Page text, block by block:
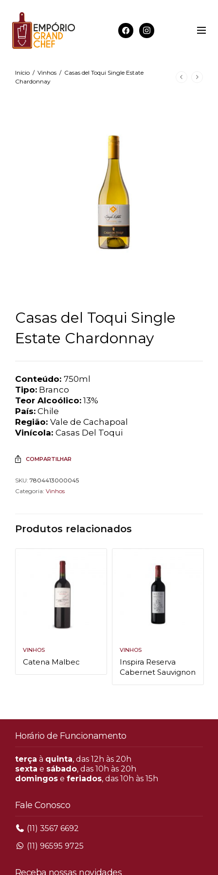
Início / Vinhos / Casas del Toqui Single Estate
Chardonnay
Casas del Toqui Single
Estate Chardonnay
Conteúdo: 750ml
Tipo:Branco
Teor Alcoólico:13%
País:Chile
Região: Vale de Cachapoal
Vinícola: Casas Del Toqui
COMPARTILHAR
SKU: 7804413000045
Categoria: Vinhos
Produtos relacionados
VINHOS
Catena Malbec
VINHOS
Inspira Reserva
Cabernet Sauvignon
Horário de Funcionamento
terça à quinta, das 12h às 20h
sexta e sábado, das 10h às 20h
domingose feriados, das 10h às 15h
Fale Conosco
(11) 3567 6692
(11) 96595 9725
Receba nossas novidades